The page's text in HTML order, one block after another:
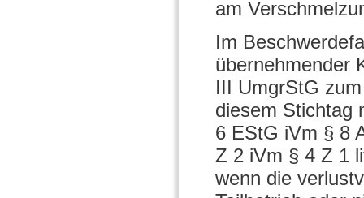
am
Im
übernehmender
III UmgrStG
diesem Stichtag
6 EStG iVm § 8
Z 2 iVm § 4 Z 1
wenn die